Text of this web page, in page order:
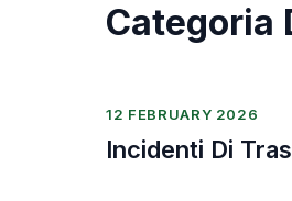
Categoria
12 FEBRUARY 2026
Incidenti Di